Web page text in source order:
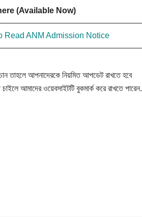
(Available Now)
Read ANM Admission Notice
আপনাদেরকে নিয়মিত আপডেট রাখতে হবে
আমাদের ওয়েবসাইটটি বুকমার্ক করে রাখতে পারেন.